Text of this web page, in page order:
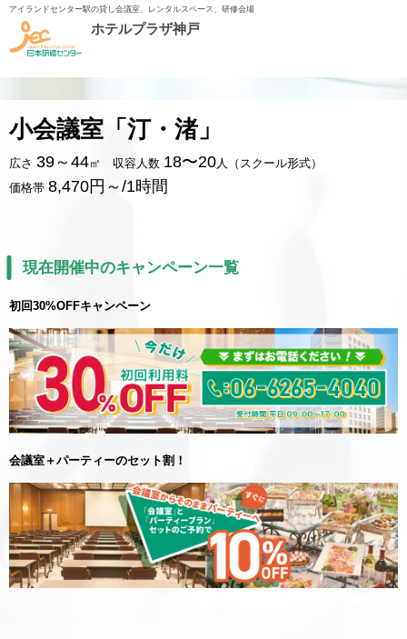
アイランドセンター駅の貸し会議室、レンタルスペース、研修会場
ホテルプラザ神戸
小会議室「汀・渚」
広さ 39～44㎡ 収容人数 18〜20人（スクール形式）
価格帯 8,470円～/1時間
現在開催中のキャンペーン一覧
初回30%OFFキャンペーン
会議室＋パーティーのセット割！